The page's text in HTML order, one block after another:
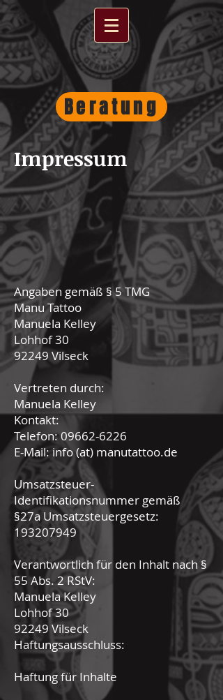
Beratung
Impressum
Angaben gemäß § 5 TMG
Manu Tattoo
Manuela Kelley
Lohhof 30
92249 Vilseck
Vertreten durch:
Manuela Kelley
Kontakt:
Telefon: 09662-6226
E-Mail: info (at) manutattoo.de
Umsatzsteuer-
Identifikationsnummer gemäß
§27a Umsatzsteuergesetz:
193207949
Verantwortlich für den Inhalt nach §
55 Abs. 2 RStV:
Manuela Kelley
Lohhof 30
92249 Vilseck
Haftungsausschluss:
Haftung für Inhalte